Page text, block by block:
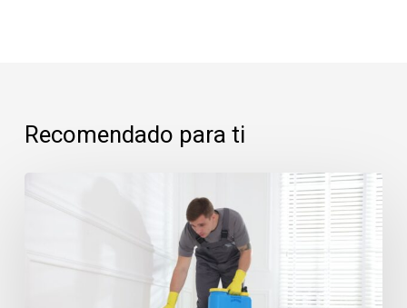
Recomendado para ti
de